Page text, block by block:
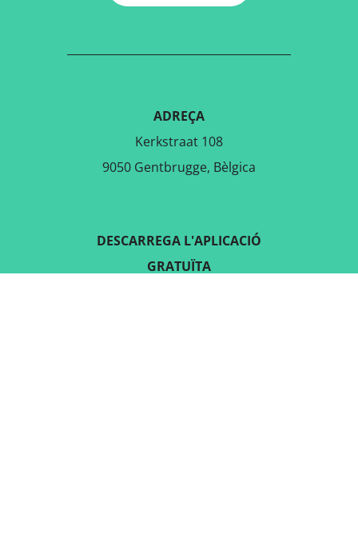
ADREÇA
Kerkstraat 108
9050 Gentbrugge, Bèlgica
DESCARREGA L'APLICACIÓ
GRATUÏTA